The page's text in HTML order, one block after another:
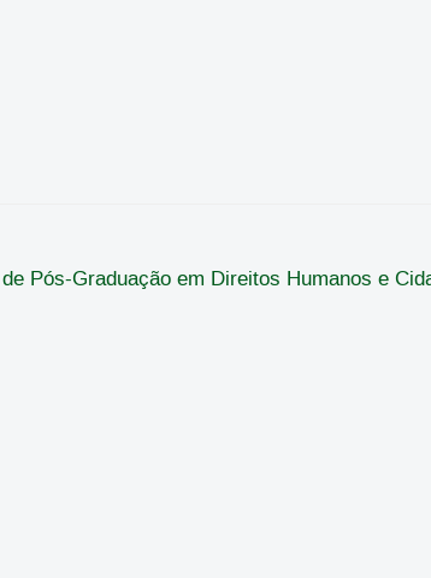
Pós-Graduação em Direitos Humanos e